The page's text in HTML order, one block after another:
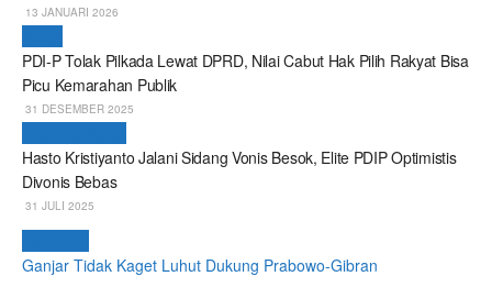
13 JANUARI 2026
PDI-P Tolak Pilkada Lewat DPRD, Nilai Cabut Hak Pilih Rakyat Bisa
Picu Kemarahan Publik
31 DESEMBER 2025
Hasto Kristiyanto Jalani Sidang Vonis Besok, Elite PDIP Optimistis
Divonis Bebas
31 JULI 2025
Ganjar Tidak Kaget Luhut Dukung Prabowo-Gibran